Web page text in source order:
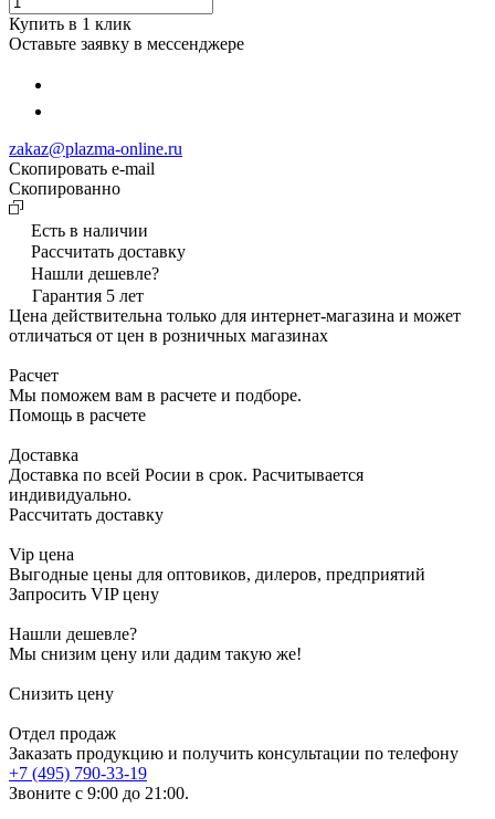
Купить в 1 клик
Оставьте заявку в мессенджере
zakaz@plazma-online.ru
Скопировать e-mail
Cкопированно
Есть в наличии
Рассчитать доставку
Нашли дешевле?
Гарантия 5 лет
Цена действительна только для интернет-магазина и может
отличаться от цен в розничных магазинах
Расчет
Мы поможем вам в расчете и подборе.
Помощь в расчете
Доставка
Доставка по всей Росии в срок. Расчитывается
индивидуально.
Рассчитать доставку
Vip цена
Выгодные цены для оптовиков, дилеров, предприятий
Запросить VIP цену
Нашли дешевле?
Мы снизим цену или дадим такую же!
Снизить цену
Отдел продаж
Заказать продукцию и получить консультации по телефону
+7 (495) 790-33-19
Звоните с 9:00 до 21:00.